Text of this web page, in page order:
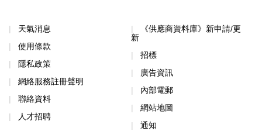
天氣消息
使用條款
隱私政策
網絡服務註冊聲明
聯絡資料
人才招聘
《供應商資料庫》新申請/更
新
招標
廣告資訊
內部電郵
網站地圖
通知